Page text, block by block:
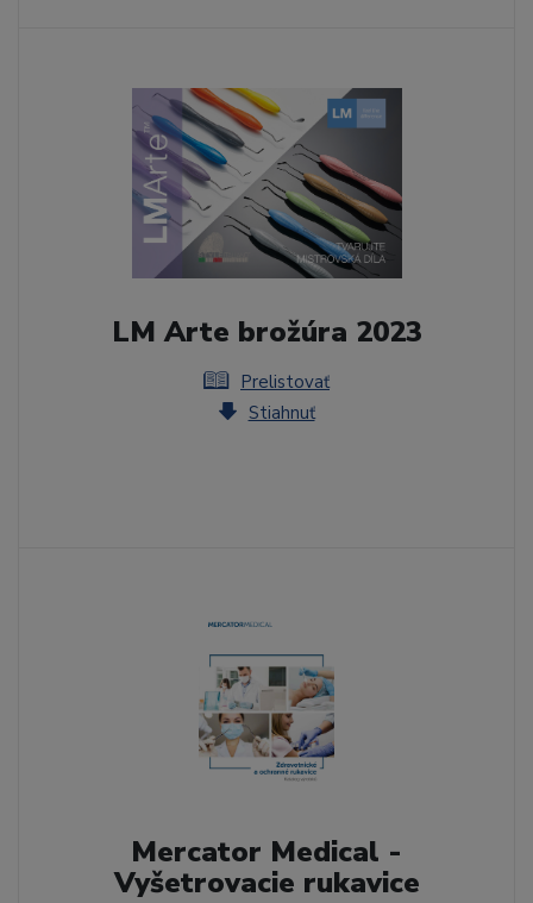
LM Arte brožúra 2023
Prelistovať
Stiahnuť
Mercator Medical -
Vyšetrovacie rukavice